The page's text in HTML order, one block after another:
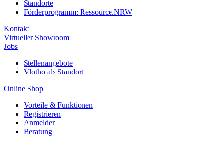
Standorte
Förderprogramm: Ressource.NRW
Kontakt
Virtueller Showroom
Jobs
Stellenangebote
Vlotho als Standort
Online Shop
Vorteile & Funktionen
Registrieren
Anmelden
Beratung